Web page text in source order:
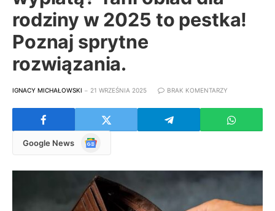
rodziny w 2025 to pestka!
Poznaj sprytne
rozwiązania.
IGNACY MICHAŁOWSKI 21 WRZEŚNIA 2025 BRAK KOMENTARZY
Google News
Google